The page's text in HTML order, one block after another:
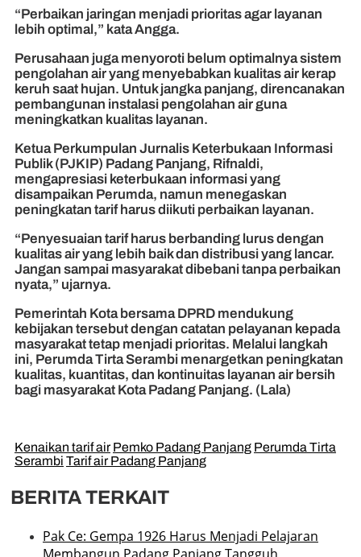
“Perbaikan jaringan menjadi prioritas agar layanan
lebih optimal,” kata Angga.
Perusahaan juga menyoroti belum optimalnya sistem
pengolahan air yang menyebabkan kualitas air kerap
keruh saat hujan. Untuk jangka panjang, direncanakan
pembangunan instalasi pengolahan air guna
meningkatkan kualitas layanan.
Ketua Perkumpulan Jurnalis Keterbukaan Informasi
Publik (PJKIP) Padang Panjang, Rifnaldi,
mengapresiasi keterbukaan informasi yang
disampaikan Perumda, namun menegaskan
peningkatan tarif harus diikuti perbaikan layanan.
“Penyesuaian tarif harus berbanding lurus dengan
kualitas air yang lebih baik dan distribusi yang lancar.
Jangan sampai masyarakat dibebani tanpa perbaikan
nyata,” ujarnya.
Pemerintah Kota bersama DPRD mendukung
kebijakan tersebut dengan catatan pelayanan kepada
masyarakat tetap menjadi prioritas. Melalui langkah
ini, Perumda Tirta Serambi menargetkan peningkatan
kualitas, kuantitas, dan kontinuitas layanan air bersih
bagi masyarakat Kota Padang Panjang. (Lala)
Kenaikan tarif air Pemko Padang Panjang Perumda Tirta
Serambi Tarif air Padang Panjang
BERITA TERKAIT
Pak Ce: Gempa 1926 Harus Menjadi Pelajaran